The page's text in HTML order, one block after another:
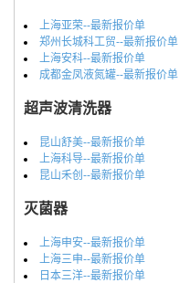
上海亚荣--最新报价单
郑州长城科工贸--最新报价单
上海安科--最新报价单
成都金凤液氮罐--最新报价单
超声波清洗器
昆山舒美--最新报价单
上海科导--最新报价单
昆山禾创--最新报价单
灭菌器
上海申安--最新报价单
上海三申--最新报价单
日本三洋--最新报价单